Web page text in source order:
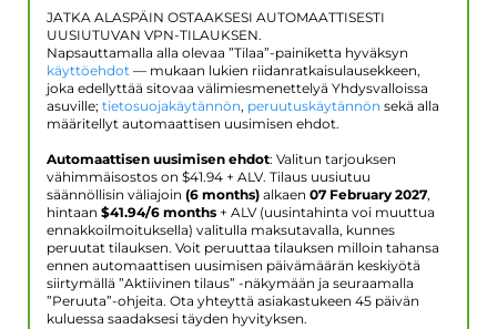
JATKA ALASPÄIN OSTAAKSESI AUTOMAATTISESTI
UUSIUTUVAN VPN-TILAUKSEN.
Napsauttamalla alla olevaa ”Tilaa”-painiketta hyväksyn
käyttöehdot — mukaan lukien riidanratkaisulausekkeen,
joka edellyttää sitovaa välimiesmenettelyä Yhdysvalloissa
asuville; tietosuojakäytännön, peruutuskäytännön sekä alla
määritellyt automaattisen uusimisen ehdot.
Automaattisen uusimisen ehdot: Valitun tarjouksen
vähimmäisostos on $41.94 + ALV. Tilaus uusiutuu
säännöllisin väliajoin (6 months) alkaen 07 February 2027,
hintaan $41.94/6 months + ALV (uusintahinta voi muuttua
ennakkoilmoituksella) valitulla maksutavalla, kunnes
peruutat tilauksen. Voit peruuttaa tilauksen milloin tahansa
ennen automaattisen uusimisen päivämäärän keskiyötä
siirtymällä ”Aktiivinen tilaus” -näkymään ja seuraamalla
”Peruuta”-ohjeita. Ota yhteyttä asiakastukeen 45 päivän
kuluessa saadaksesi täyden hyvityksen.